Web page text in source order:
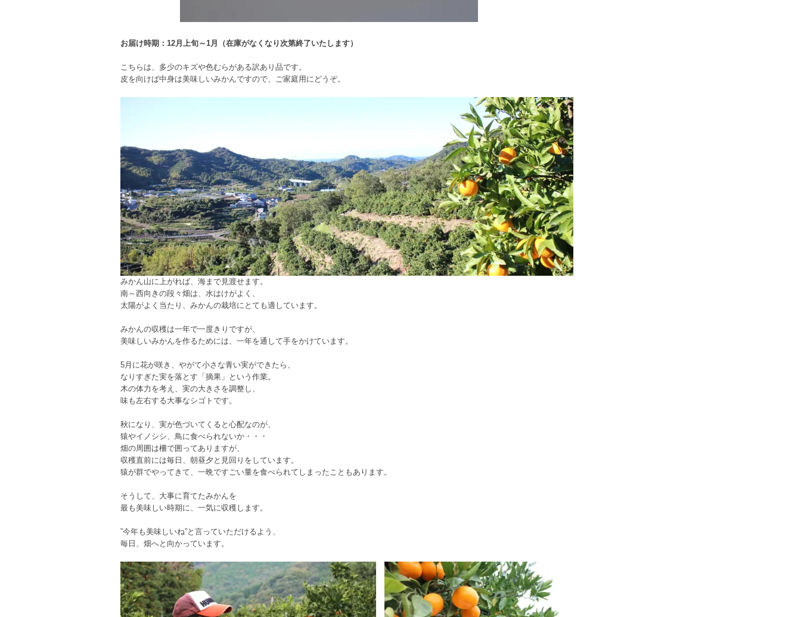
お届け時期：12月上旬～1月（在庫がなくなり次第終了いたします）
こちらは、多少のキズや色むらがある訳あり品です。
皮を向けば中身は美味しいみかんですので、ご家庭用にどうぞ。
みかん山に上がれば、海まで見渡せます。
南～西向きの段々畑は、水はけがよく、
太陽がよく当たり、みかんの栽培にとても適しています。
みかんの収穫は一年で一度きりですが、
美味しいみかんを作るためには、一年を通して手をかけています。
5月に花が咲き、やがて小さな青い実ができたら、
なりすぎた実を落とす「摘果」という作業。
木の体力を考え、実の大きさを調整し、
味も左右する大事なシゴトです。
秋になり、実が色づいてくると心配なのが、
猿やイノシシ、鳥に食べられないか・・・
畑の周囲は柵で囲ってありますが、
収穫直前には毎日、朝昼夕と見回りをしています。
猿が群でやってきて、一晩ですごい量を食べられてしまったこともあります。
そうして、大事に育てたみかんを
最も美味しい時期に、一気に収穫します。
”今年も美味しいね”と言っていただけるよう、
毎日、畑へと向かっています。